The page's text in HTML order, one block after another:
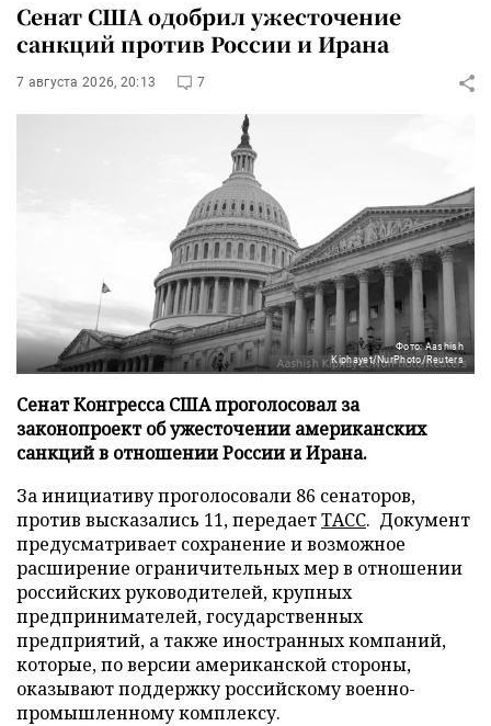
Сенат США одобрил ужесточение
санкций против России и Ирана
7 августа 2026, 20:13 7
Фото: Aashish
Kiphayet/NurPhoto/Reuters
Сенат Конгресса США проголосовал за
законопроект об ужесточении американских
санкций в отношении России и Ирана.
За инициативу проголосовали 86 сенаторов,
против высказались 11, передаетТАСС. Документ
предусматривает сохранение и возможное
расширение ограничительных мер в отношении
российских руководителей, крупных
предпринимателей, государственных
предприятий, а также иностранных компаний,
которые, по версии американской стороны,
оказывают поддержку российскому военно-
промышленному комплексу.